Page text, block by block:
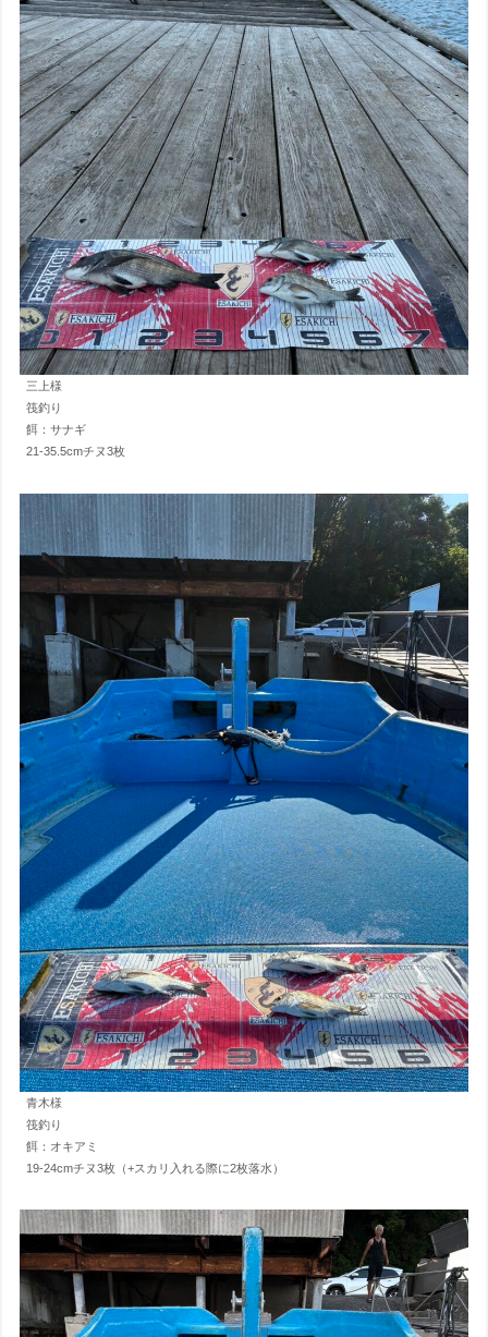
三上様
筏釣り
餌：サナギ
21-35.5cmチヌ3枚
青木様
筏釣り
餌：オキアミ
19-24cmチヌ3枚（+スカリ入れる際に2枚落水）